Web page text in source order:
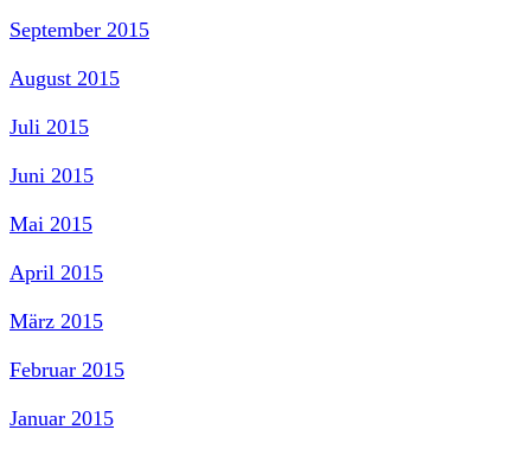
September 2015
August 2015
Juli 2015
Juni 2015
Mai 2015
April 2015
März 2015
Februar 2015
Januar 2015